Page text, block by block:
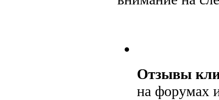
Отзывы
на форумах